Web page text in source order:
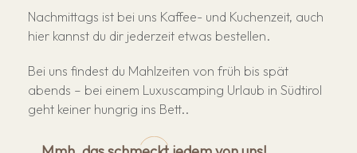
Nachmittags ist bei uns Kaffee- und Kuchenzeit, auch
hier kannst du dir jederzeit etwas bestellen.
Bei uns findest du Mahlzeiten von früh bis spät
abends – bei einem Luxuscamping Urlaub in Südtirol
geht keiner hungrig ins Bett..